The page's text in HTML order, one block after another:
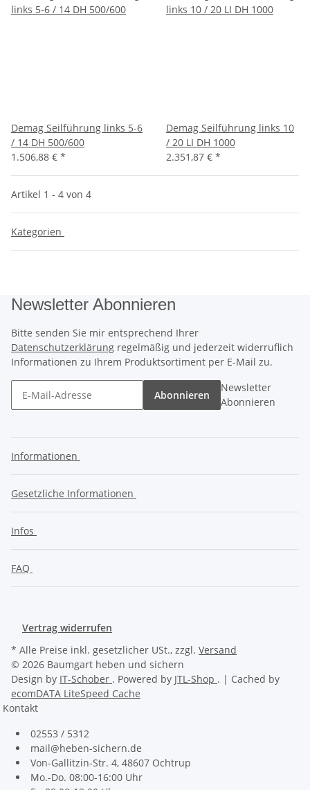
Demag Seilführung links 5-6
/ 14 DH 500/600
1.506,88 € *
Demag Seilführung links 10
/ 20 LI DH 1000
2.351,87 € *
Artikel 1 - 4 von 4
Kategorien
Newsletter Abonnieren
Bitte senden Sie mir entsprechend Ihrer
Datenschutzerklärung regelmäßig und jederzeit widerruflich
Informationen zu Ihrem Produktsortiment per E-Mail zu.
Abonnieren
Newsletter
Abonnieren
Informationen
Gesetzliche Informationen
Infos
FAQ
Vertrag widerrufen
* Alle Preise inkl. gesetzlicher USt., zzgl. Versand
© 2026 Baumgart heben und sichern
Design by IT-Schober . Powered by JTL-Shop . | Cached by
ecomDATA LiteSpeed Cache
Kontakt
02553 / 5312
mail@heben-sichern.de
Von-Gallitzin-Str. 4, 48607 Ochtrup
Mo.-Do. 08:00-16:00 Uhr